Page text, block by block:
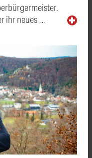
ihr neues …